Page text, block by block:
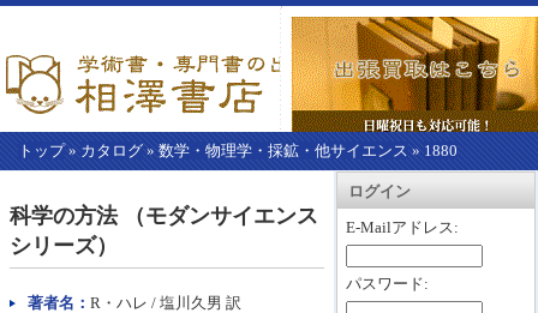
トップ» カタログ » 数学・物理学・採鉱・他サイエンス » 1880
カートを見る
ログイン
E-Mailアドレス:
パスワード:
こ
か
ら
本
文】
科学の方法 （モダンサイエンス
シリーズ）
著者名： R・ハレ / 塩川久男 訳